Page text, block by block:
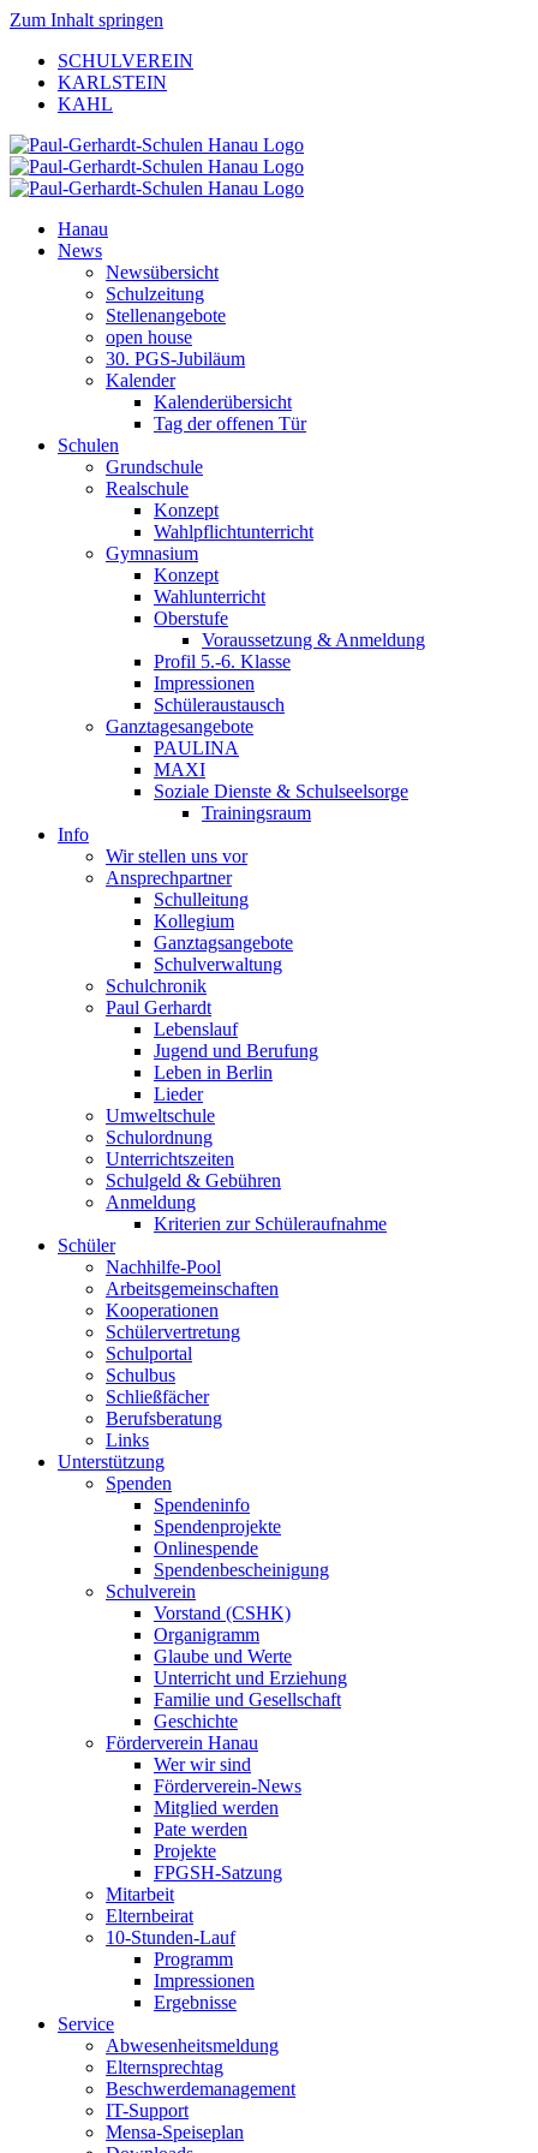
Zum Inhalt springen
SCHULVEREIN
KARLSTEIN
KAHL
Hanau
News
Newsübersicht
Schulzeitung
Stellenangebote
open house
30. PGS-Jubiläum
Kalender
Kalenderübersicht
Tag der offenen Tür
Schulen
Grundschule
Realschule
Konzept
Wahlpflichtunterricht
Gymnasium
Konzept
Wahlunterricht
Oberstufe
Voraussetzung & Anmeldung
Profil 5.-6. Klasse
Impressionen
Schüleraustausch
Ganztagesangebote
PAULINA
MAXI
Soziale Dienste & Schulseelsorge
Trainingsraum
Info
Wir stellen uns vor
Ansprechpartner
Schulleitung
Kollegium
Ganztagsangebote
Schulverwaltung
Schulchronik
Paul Gerhardt
Lebenslauf
Jugend und Berufung
Leben in Berlin
Lieder
Umweltschule
Schulordnung
Unterrichtszeiten
Schulgeld & Gebühren
Anmeldung
Kriterien zur Schüleraufnahme
Schüler
Nachhilfe-Pool
Arbeitsgemeinschaften
Kooperationen
Schülervertretung
Schulportal
Schulbus
Schließfächer
Berufsberatung
Links
Unterstützung
Spenden
Spendeninfo
Spendenprojekte
Onlinespende
Spendenbescheinigung
Schulverein
Vorstand (CSHK)
Organigramm
Glaube und Werte
Unterricht und Erziehung
Familie und Gesellschaft
Geschichte
Förderverein Hanau
Wer wir sind
Förderverein-News
Mitglied werden
Pate werden
Projekte
FPGSH-Satzung
Mitarbeit
Elternbeirat
10-Stunden-Lauf
Programm
Impressionen
Ergebnisse
Service
Abwesenheitsmeldung
Elternsprechtag
Beschwerdemanagement
IT-Support
Mensa-Speiseplan